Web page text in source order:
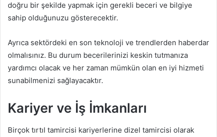
doğru bir şekilde yapmak için gerekli beceri ve bilgiye
sahip olduğunuzu gösterecektir.
Ayrıca sektördeki en son teknoloji ve trendlerden haberdar
olmalısınız. Bu durum becerilerinizi keskin tutmanıza
yardımcı olacak ve her zaman mümkün olan en iyi hizmeti
sunabilmenizi sağlayacaktır.
Kariyer ve İş İmkanları
Birçok tırtıl tamircisi kariyerlerine dizel tamircisi olarak